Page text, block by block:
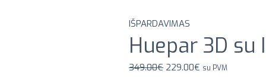
IŠPARDAVIMAS
Huepar 3D su
349.00€ Original
229.00€ Current
su PVM